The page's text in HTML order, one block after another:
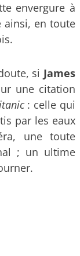
envergure à
ainsi, en toute
si James
une citation
: celle qui
par les eaux
une toute
; un ultime